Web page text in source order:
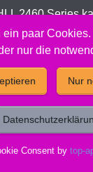
2460 Series
bestellen
kompatibel
ein paar
nur die
Nur
Consent by top-